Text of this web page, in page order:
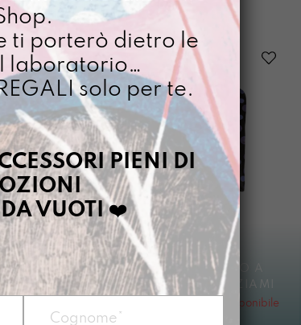
DIPINTA A
UOVO DIPINTO A
MANO LIQUIRIZIAMI
Avvisami quando disponibile
ti porterò dietro le
laboratorio…
solo per te.
PIENI DI
VUOTI❤️